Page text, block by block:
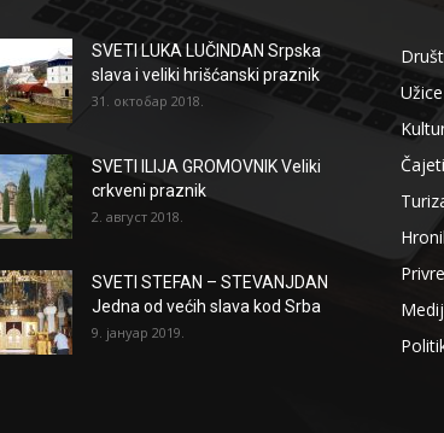
SVETI LUKA LUČINDAN Srpska
slava i veliki hrišćanski praznik
31. октобар 2018.
SVETI ILIJA GROMOVNIK Veliki
crkveni praznik
2. август 2018.
SVETI STEFAN – STEVANJDAN
Jedna od većih slava kod Srba
9. јануар 2019.
Užice